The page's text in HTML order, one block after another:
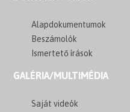
Alapdokumentumok
Beszámolók
Ismertető írások
GALÉRIA/MULTIMÉDIA
Saját videók